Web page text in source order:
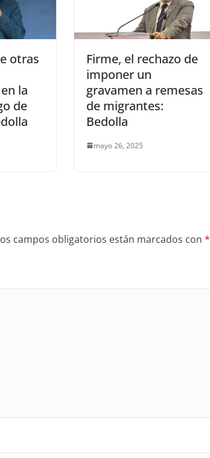
otras
la
de
Firme, el rechazo de
imponer un
gravamen a remesas
de migrantes:
Bedolla
mayo 26, 2025
campos obligatorios están marcados con *